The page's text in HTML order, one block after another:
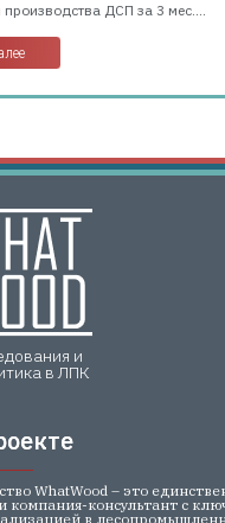
ДСП за 3 мес....
WhatWood – это
компания-консультант с
в
и
в ЛПК